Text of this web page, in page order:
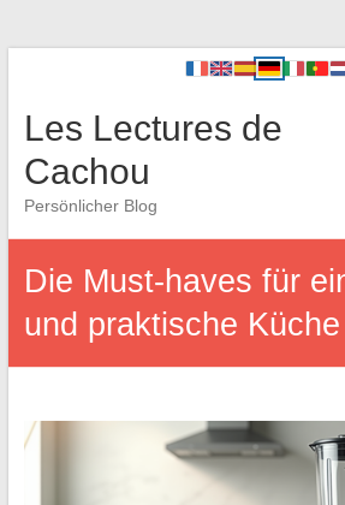
Les Lectures de
Cachou
Persönlicher Blog
Die Must-haves für
und praktische Küche